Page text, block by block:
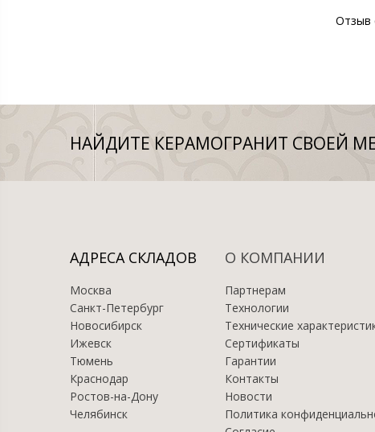
Отзыв
НАЙДИТЕ КЕРАМОГРАНИТ СВОЕЙ
АДРЕСА СКЛАДОВ
Москва
Санкт-Петербург
Новосибирск
Ижевск
Тюмень
Краснодар
Ростов-на-Дону
Челябинск
О КОМПАНИИ
Партнерам
Технологии
Технические
Сертификаты
Гарантии
Контакты
Новости
Политика